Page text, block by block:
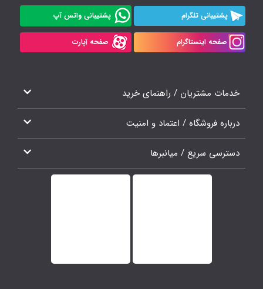
پشتیبانی تلگرام پشتیبانی واتس آپ
صفحه اینستاگرام صفحه آپارت
خدمات مشتریان / راهنمای خرید
درباره فروشگاه / اعتماد و امنیت
دسترسی سریع / میانبرها